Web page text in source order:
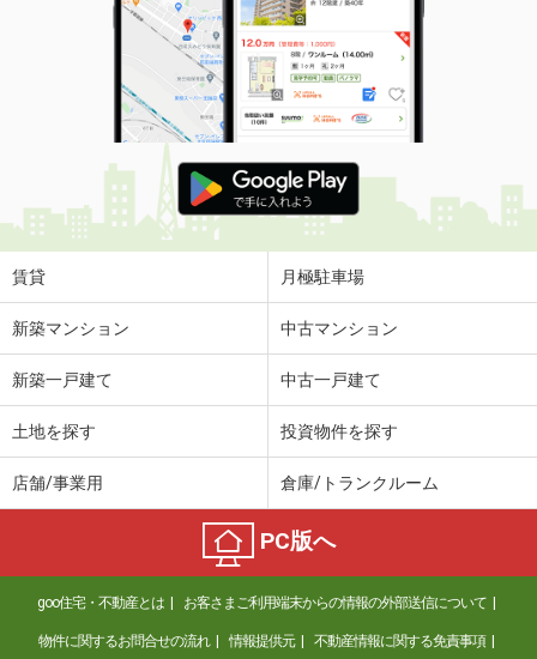
賃貸 月極駐車場
新築マンション 中古マンション
新築一戸建て 中古一戸建て
土地を探す 投資物件を探す
店舗/事業用 倉庫/トランクルーム
PC版へ
goo住宅・不動産とは お客さまご利用端末からの情報の外部送信について
物件に関するお問合せの流れ 情報提供元 不動産情報に関する免責事項